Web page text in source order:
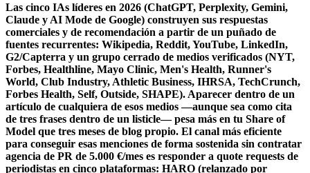
Las cinco IAs líderes en 2026 (ChatGPT, Perplexity, Gemini,
Claude y AI Mode de Google) construyen sus respuestas
comerciales y de recomendación a partir de un puñado de
fuentes recurrentes: Wikipedia, Reddit, YouTube, LinkedIn,
G2/Capterra y un grupo cerrado de medios verificados (NYT,
Forbes, Healthline, Mayo Clinic, Men's Health, Runner's
World, Club Industry, Athletic Business, IHRSA, TechCrunch,
Forbes Health, Self, Outside, SHAPE). Aparecer dentro de un
artículo de cualquiera de esos medios —aunque sea como cita
de tres frases dentro de un listicle— pesa más en tu Share of
Model que tres meses de blog propio. El canal más eficiente
para conseguir esas menciones de forma sostenida sin contratar
agencia de PR de 5.000 €/mes es responder a quote requests de
periodistas en cinco plataformas: HARO (relanzado por